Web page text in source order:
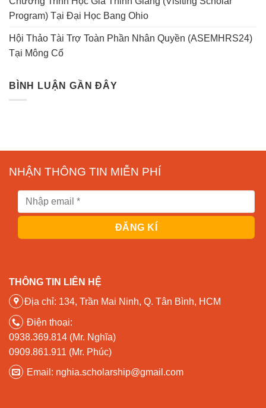
Program) Tại Đại Học Bang Ohio
Hội Thảo Tài Trợ Toàn Phần Nhân Quyền (ASEMHRS24)
Tại Mông Cổ
BÌNH LUẬN GẦN ĐÂY
NHẬN THÔNG TIN MIỄN PHÍ
THÔNG TIN LIÊN HỆ
Địa chỉ: 134, Trần Mai Ninh, Q. Tân Bình, HCM
Điện thoại:
0938.369.814 (Mr. Nghĩa)
0909.861.911 (Mr. Phúc)
Email: nghia.scholarship@gmail.com